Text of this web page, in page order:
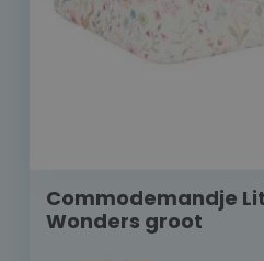
Commodemandje
Wonders groot